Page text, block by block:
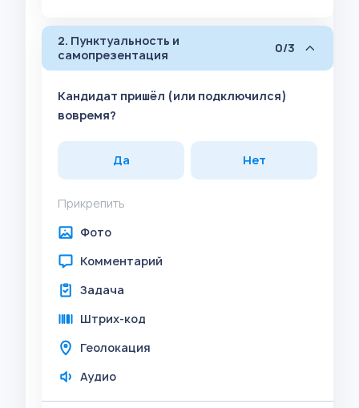
2. Пунктуальность и
самопрезентация
0/3
Кандидат пришёл (или подключился)
вовремя?
Да Нет
Прикрепить
Фото
Комментарий
Задача
Штрих-код
Геолокация
Аудио